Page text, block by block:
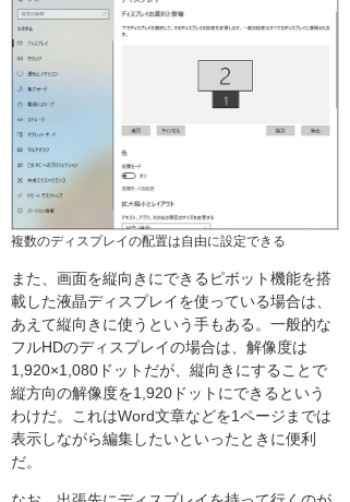
複数のディスプレイの配置は自由に設定できる
また、画面を縦向きにできるピボット機能を搭
載した液晶ディスプレイを使っている場合は、
あえて縦向きに使うという手もある。一般的な
フルHDのディスプレイの場合は、解像度は
1,920×1,080ドットだが、縦向きにすることで
縦方向の解像度を1,920ドットにできるという
わけだ。これはWord文章などを1ページまでは
表示しながら編集したいといったときに便利
だ。